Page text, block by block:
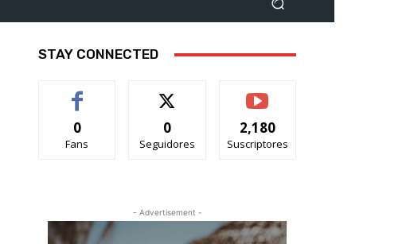
STAY CONNECTED
0
Fans
0
Seguidores
2,180
Suscriptores
- Advertisement -